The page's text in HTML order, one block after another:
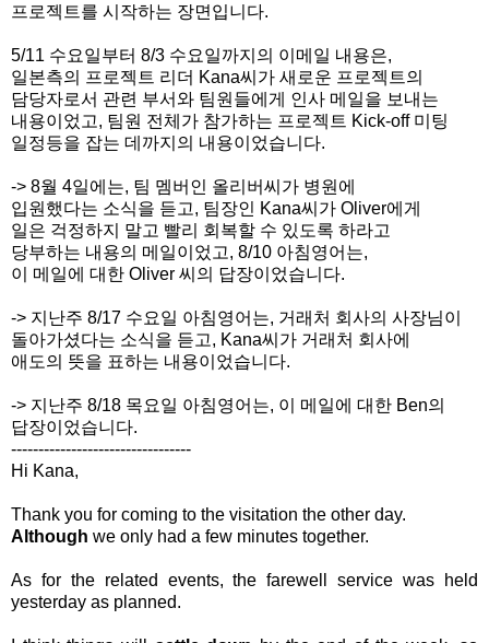
프로젝트를 시작하는 장면입니다.
5/11 수요일부터 8/3 수요일까지의 이메일 내용은,
일본측의 프로젝트 리더 Kana씨가 새로운 프로젝트의
담당자로서 관련 부서와 팀원들에게 인사 메일을 보내는
내용이었고, 팀원 전체가 참가하는 프로젝트 Kick-off 미팅
일정등을 잡는 데까지의 내용이었습니다.
-> 8월 4일에는, 팀 멤버인 올리버씨가 병원에
입원했다는 소식을 듣고, 팀장인 Kana씨가 Oliver에게
일은 걱정하지 말고 빨리 회복할 수 있도록 하라고
당부하는 내용의 메일이었고, 8/10 아침영어는,
이 메일에 대한 Oliver 씨의 답장이었습니다.
-> 지난주 8/17 수요일 아침영어는, 거래처 회사의 사장님이
돌아가셨다는 소식을 듣고, Kana씨가 거래처 회사에
애도의 뜻을 표하는 내용이었습니다.
-> 지난주 8/18 목요일 아침영어는, 이 메일에 대한 Ben의
답장이었습니다.
---------------------------------
Hi Kana,
Thank you for coming to the visitation the other day.
Although we only had a few minutes together.
As for the related events, the farewell service was held
yesterday as planned.